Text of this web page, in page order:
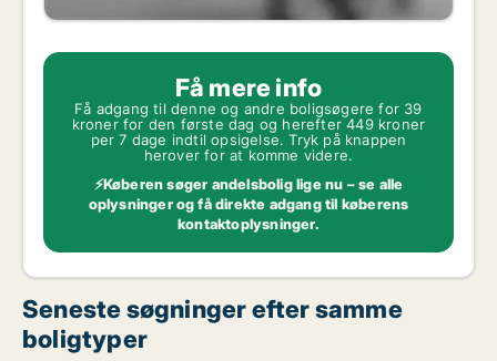
Få mere info
Få adgang til denne og andre boligsøgere for 39
kroner for den første dag og herefter 449 kroner
per 7 dage indtil opsigelse. Tryk på knappen
herover for at komme videre.
⚡Køberen søger andelsbolig lige nu – se alle
oplysninger og få direkte adgang til køberens
kontaktoplysninger.
Seneste søgninger efter samme
boligtyper